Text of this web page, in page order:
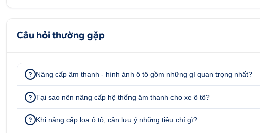
Kết nối SIM 4G
2. Các mức cấu hình của sản phẩm Teyes CC3
Ram 3GB – Rom 32GB
Ram 4GB – Rom 32GB liền camera 360
Câu hỏi thường gặp
Nâng cấp âm thanh - hình ảnh ô tô gồm những gì quan trọng nhất?
Tại sao nên nâng cấp hệ thống âm thanh cho xe ô tô?
Khi nâng cấp loa ô tô, cần lưu ý những tiêu chí gì?